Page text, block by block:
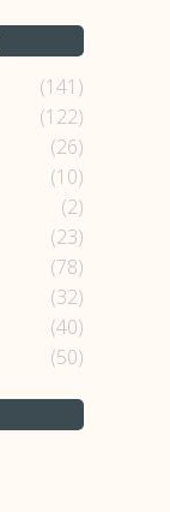
(141)
(122)
(26)
(10)
(2)
(23)
(78)
(32)
(40)
(50)